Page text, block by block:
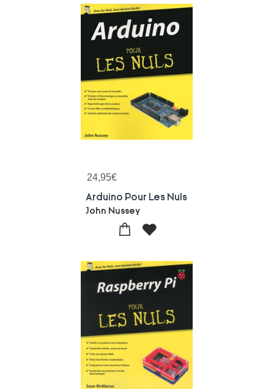
24,95€
Arduino Pour Les Nuls
John Nussey